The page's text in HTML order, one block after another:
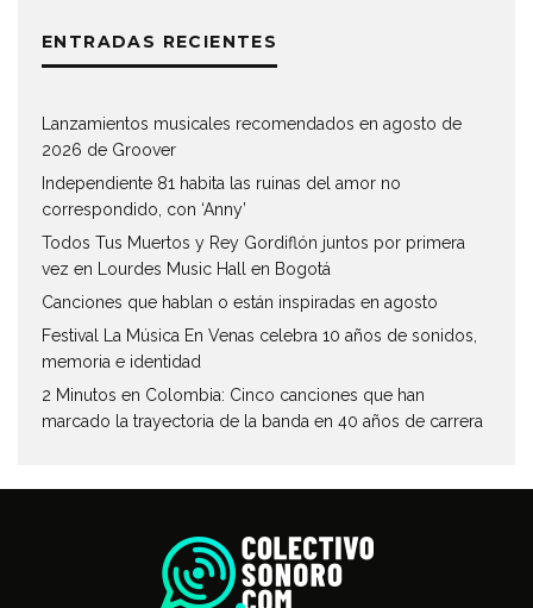
ENTRADAS RECIENTES
Lanzamientos musicales recomendados en agosto de
2026 de Groover
Independiente 81 habita las ruinas del amor no
correspondido, con ‘Anny’
Todos Tus Muertos y Rey Gordiflón juntos por primera
vez en Lourdes Music Hall en Bogotá
Canciones que hablan o están inspiradas en agosto
Festival La Música En Venas celebra 10 años de sonidos,
memoria e identidad
2 Minutos en Colombia: Cinco canciones que han
marcado la trayectoria de la banda en 40 años de carrera